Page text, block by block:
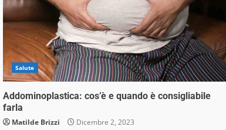
Salute
Addominoplastica: cos’è e quando è consigliabile
farla
Matilde Brizzi Dicembre 2, 2023